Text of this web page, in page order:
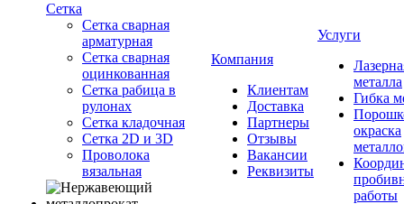
Сетка
Сетка сварная
арматурная
Сетка сварная
оцинкованная
Сетка рабица в
рулонах
Сетка кладочная
Сетка 2D и 3D
Проволока
вязальная
Компания
Клиентам
Доставка
Партнеры
Отзывы
Вакансии
Реквизиты
Услуги
металла
Гибка
окраска
работы